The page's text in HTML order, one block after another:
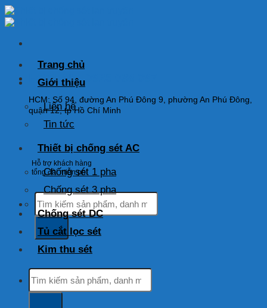
Skip
to
HOTLINE: 0925 038 097
HCM: Số 94, đường An Phú Đông 9, phường An Phú Đông,
quận 12, tp Hồ Chí Minh
Hỗ trợ khách hàng
tổng đài miễn phí
Tìm
kiếm:
Trang chủ
Giới thiệu
Liên hệ
Tin tức
Thiết bị chống sét AC
Chống sét 1 pha
Chống sét 3 pha
Chống sét DC
Tủ cắt lọc sét
Kim thu sét
Tìm
kiếm: